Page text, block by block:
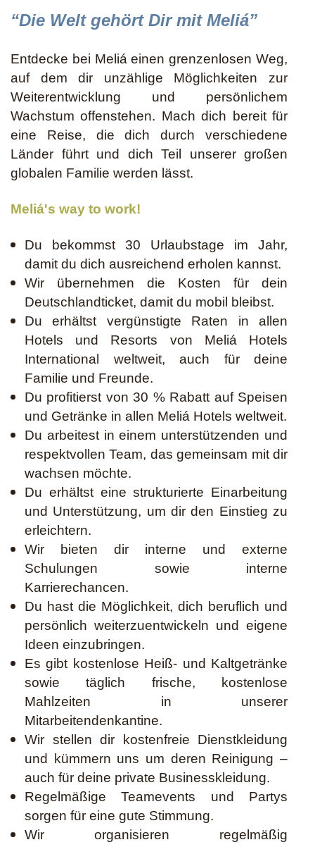
“Die Welt gehört Dir mit Meliá”
Entdecke bei Meliá einen grenzenlosen Weg,
auf dem dir unzählige Möglichkeiten zur
Weiterentwicklung und persönlichem
Wachstum offenstehen. Mach dich bereit für
eine Reise, die dich durch verschiedene
Länder führt und dich Teil unserer großen
globalen Familie werden lässt.
Meliá's way to work!
Du bekommst 30 Urlaubstage im Jahr,
damit du dich ausreichend erholen kannst.
Wir übernehmen die Kosten für dein
Deutschlandticket, damit du mobil bleibst.
Du erhältst vergünstigte Raten in allen
Hotels und Resorts von Meliá Hotels
International weltweit, auch für deine
Familie und Freunde.
Du profitierst von 30 % Rabatt auf Speisen
und Getränke in allen Meliá Hotels weltweit.
Du arbeitest in einem unterstützenden und
respektvollen Team, das gemeinsam mit dir
wachsen möchte.
Du erhältst eine strukturierte Einarbeitung
und Unterstützung, um dir den Einstieg zu
erleichtern.
Wir bieten dir interne und externe
Schulungen sowie interne
Karrierechancen.
Du hast die Möglichkeit, dich beruflich und
persönlich weiterzuentwickeln und eigene
Ideen einzubringen.
Es gibt kostenlose Heiß- und Kaltgetränke
sowie täglich frische, kostenlose
Mahlzeiten in unserer
Mitarbeitendenkantine.
Wir stellen dir kostenfreie Dienstkleidung
und kümmern uns um deren Reinigung –
auch für deine private Businesskleidung.
Regelmäßige Teamevents und Partys
sorgen für eine gute Stimmung.
Wir organisieren regelmäßig